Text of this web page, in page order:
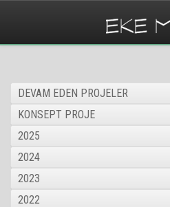
DEVAM EDEN PROJELER
KONSEPT PROJE
2025
2024
2023
2022